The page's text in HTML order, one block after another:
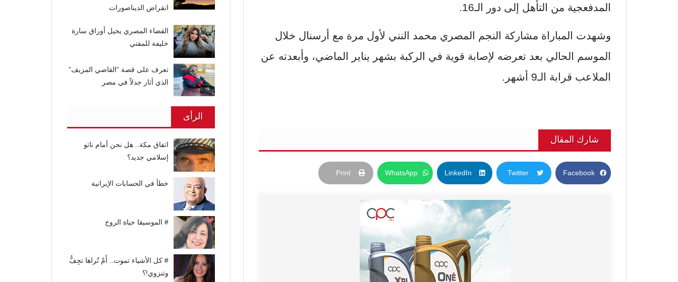
المدفعجية من التأهل إلى دور الـ16.
وشهدت المباراة مشاركة النجم المصري محمد النني لأول مرة مع أرسنال خلال
الموسم الحالي بعد تعرضه لإصابة قوية في الركبة بشهر يناير الماضي، وأبعدته عن
الملاعب قرابة الـ9 أشهر.
شارك المقال
Facebook
Twitter
LinkedIn
WhatsApp
Print
انقراض الديناصورات
القضاء المصري يحيل أوراق سارة
خليفة للمفتي
تعرف على قصة “القاضي المزيف”
الذي أثار جدلاً في مصر
الرأى
اتفاق مكة.. هل نحن أمام ناتو
إسلامي جديد؟
خطأ في الحسابات الإيرانية
# الموسيقا حياة الروح
# كل الأشياء تموت.. أَمْ تُراها تجِفُّ
وتنزوي!؟